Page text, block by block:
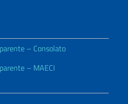
– Consolato
– MAECI